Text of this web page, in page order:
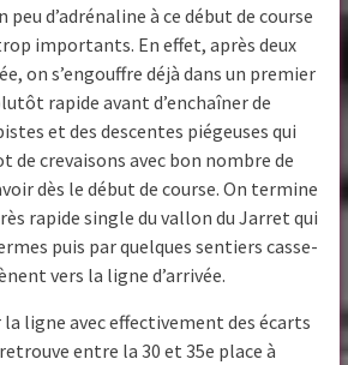
d’adrénaline à ce début de course
importants. En effet, après deux
on s’engouffre déjà dans un premier
rapide avant d’enchaîner de
et des descentes piégeuses qui
crevaisons avec bon nombre de
dès le début de course. On termine
rapide single du vallon du Jarret qui
puis par quelques sentiers casse-
vers la ligne d’arrivée.
ligne avec effectivement des écarts
entre la 30 et 35e place à